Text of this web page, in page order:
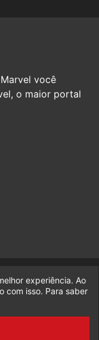
você
o maior portal
da Legado
experiência. Ao
com isso. Para saber